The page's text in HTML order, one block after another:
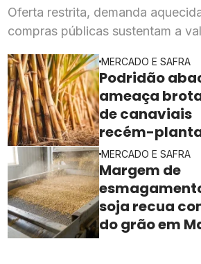
Oferta restrita, demanda
compras públicas sustentam a
MERCADO E SAFRA
Podridão
ameaça
de canaviais
recém-
MERCADO E SAFRA
Margem de
soja recua
do grão em